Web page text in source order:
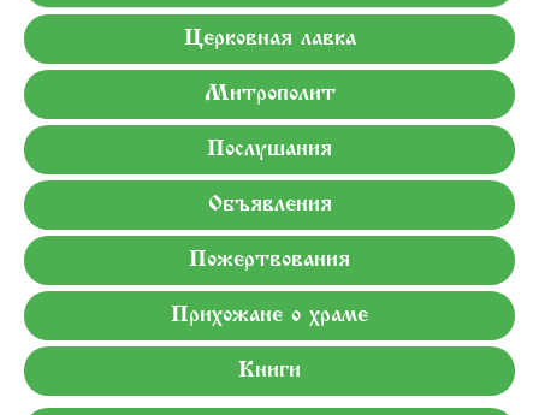
Церковная лавка
Митрополит
Послушания
Объявления
Пожертвования
Прихожане о храме
Книги